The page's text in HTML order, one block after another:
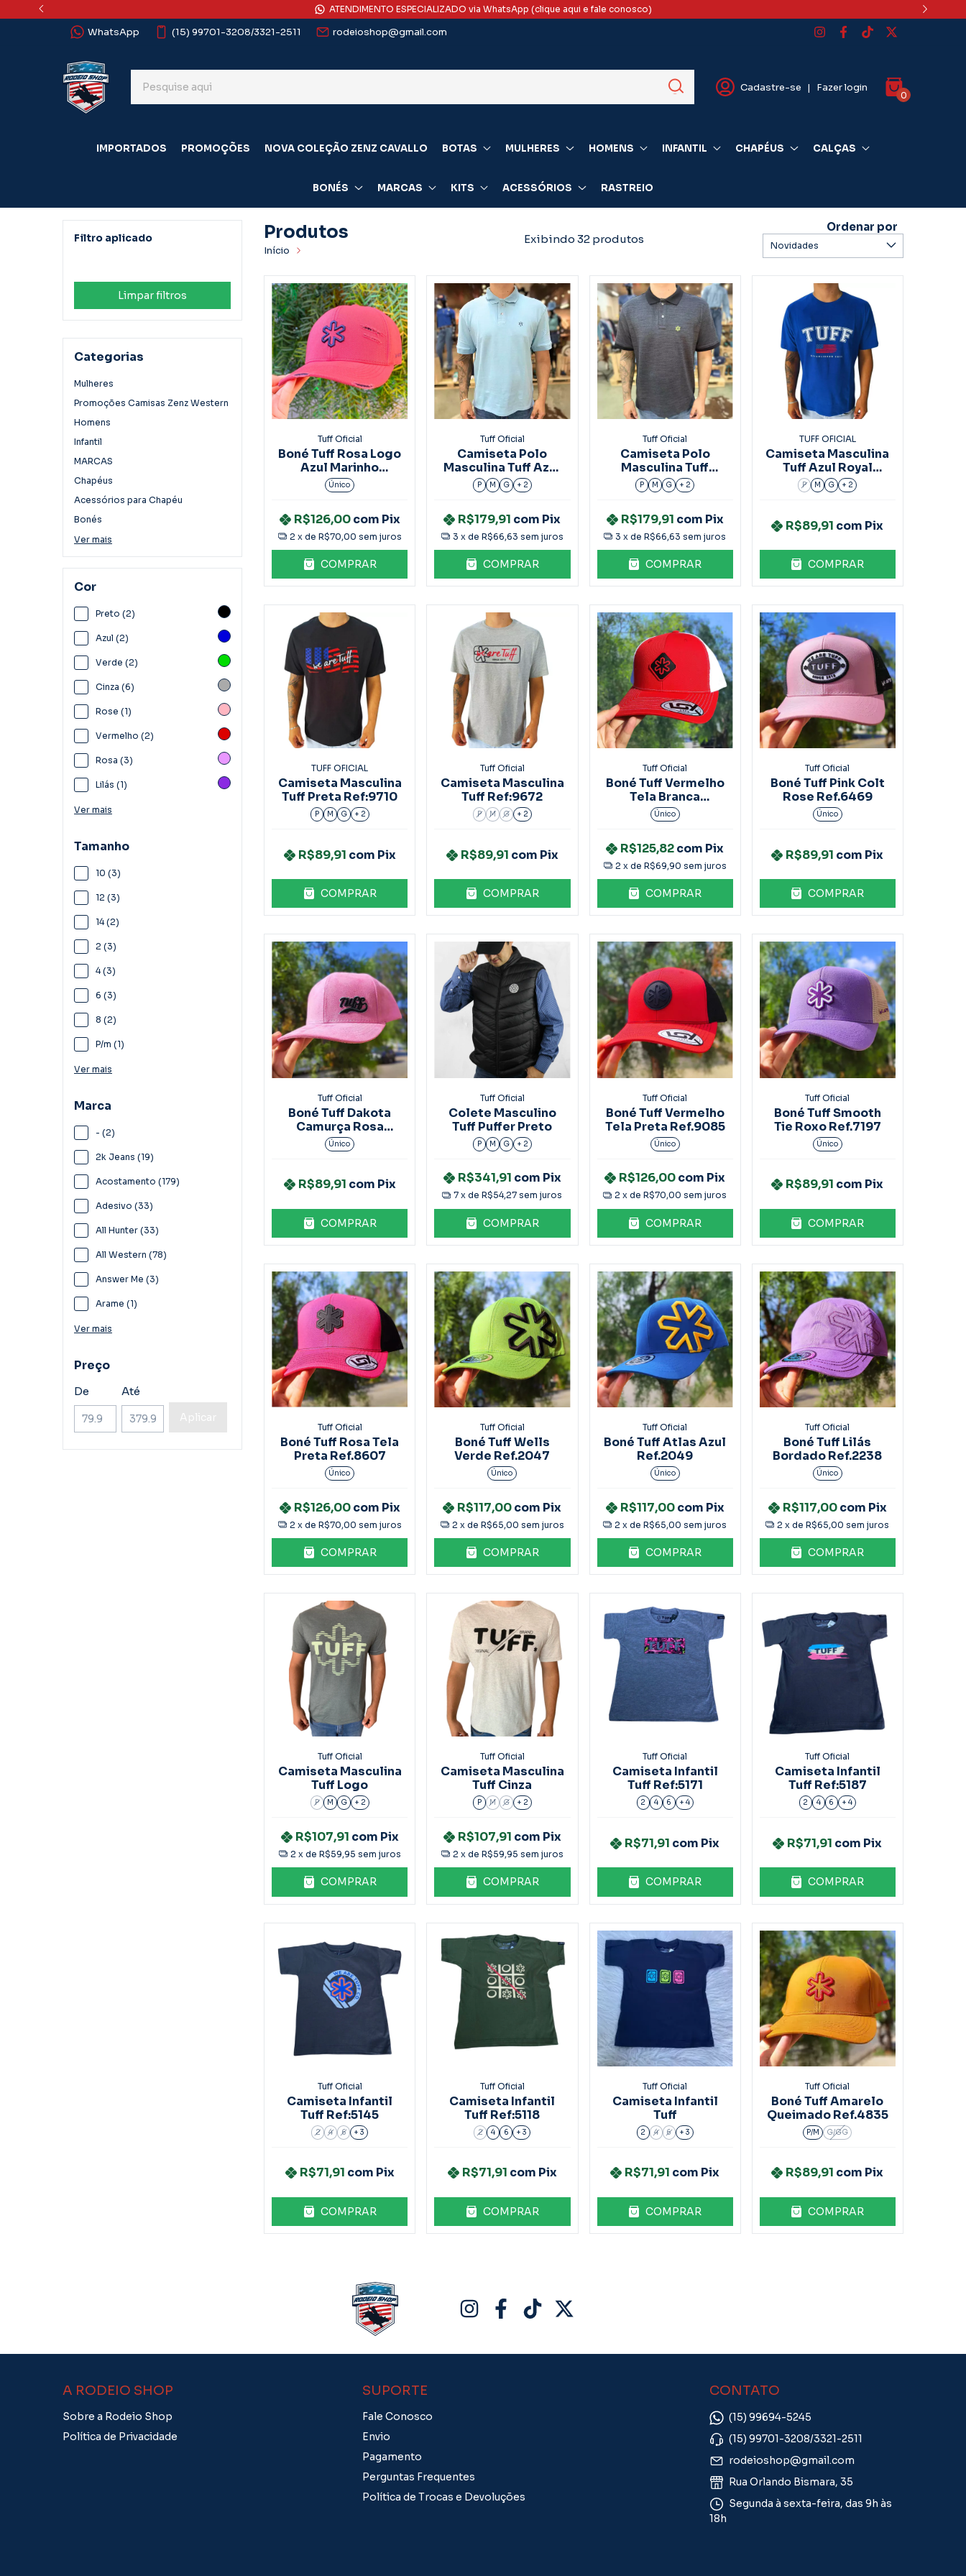
ATENDIMENTO ESPECIALIZADO via WhatsApp (clique aqui e fale conosco)
WhatsApp (15) 99701-3208/3321-2511 rodeioshop@gmail.com
Cadastre-se | Fazer login
0
IMPORTADOS PROMOÇÕES NOVA COLEÇÃO ZENZ CAVALLO BOTAS MULHERES HOMENS INFANTIL CHAPÉUS CALÇAS
BONÉS MARCAS KITS ACESSÓRIOS RASTREIO
Filtro aplicado
Limpar filtros
Categorias
Mulheres
Promoções Camisas Zenz Western
Homens
Infantil
MARCAS
Chapéus
Acessórios para Chapéu
Bonés
Ver mais
Cor
Preto (2)
Azul (2)
Verde (2)
Cinza (6)
Rose (1)
Vermelho (2)
Rosa (3)
Lilás (1)
Ver mais
Tamanho
10 (3)
12 (3)
14 (2)
2 (3)
4 (3)
6 (3)
8 (2)
P/m (1)
Ver mais
Marca
- (2)
2k Jeans (19)
Acostamento (179)
Adesivo (33)
All Hunter (33)
All Western (78)
Answer Me (3)
Arame (1)
Ver mais
Preço
De Até
Aplicar
Produtos
Início
Exibindo 32 produtos
Ordenar por
Tuff Oficial
Boné Tuff Rosa Logo
Azul Marinho
Ref.5853
Único
R$126,00com Pix
2 x de R$70,00 sem juros
COMPRAR
Tuff Oficial
Camiseta Polo
Masculina Tuff Azul
Claro Ref.8004
P M G + 2
R$179,91 com Pix
3 x de R$66,63 sem juros
COMPRAR
Tuff Oficial
Camiseta Polo
Masculina Tuff
Chumbo Ref.8040
P M G + 2
R$179,91 com Pix
3 x deR$66,63 sem juros
COMPRAR
TUFF OFICIAL
Camiseta Masculina
Tuff Azul Royal
Ref:9729
P M G + 2
R$89,91 com Pix
COMPRAR
TUFF OFICIAL
Camiseta Masculina
Tuff Preta Ref:9710
P M G + 2
R$89,91 com Pix
COMPRAR
Tuff Oficial
Camiseta Masculina
Tuff Ref:9672
P M G + 2
R$89,91 com Pix
COMPRAR
Tuff Oficial
Boné Tuff Vermelho
Tela Branca
Ref.9792
Único
R$125,82com Pix
2 x de R$69,90 sem juros
COMPRAR
Tuff Oficial
Boné Tuff Pink Colt
Rose Ref.6469
Único
R$89,91 com Pix
COMPRAR
Tuff Oficial
Boné Tuff Dakota
Camurça Rosa
Ref.6384
Único
R$89,91 com Pix
COMPRAR
Tuff Oficial
Colete Masculino
Tuff Puffer Preto
P M G + 2
R$341,91 com Pix
7 x deR$54,27 sem juros
COMPRAR
Tuff Oficial
Boné Tuff Vermelho
Tela Preta Ref.9085
Único
R$126,00com Pix
2 x deR$70,00 sem juros
COMPRAR
Tuff Oficial
Boné Tuff Smooth
Tie Roxo Ref.7197
Único
R$89,91 com Pix
COMPRAR
Tuff Oficial
Boné Tuff Rosa Tela
Preta Ref.8607
Único
R$126,00com Pix
2 x de R$70,00 sem juros
COMPRAR
Tuff Oficial
Boné Tuff Wells
Verde Ref.2047
Único
R$117,00com Pix
2 x de R$65,00 sem juros
COMPRAR
Tuff Oficial
Boné Tuff Atlas Azul
Ref.2049
Único
R$117,00com Pix
2 x deR$65,00 sem juros
COMPRAR
Tuff Oficial
Boné Tuff Lilás
Bordado Ref.2238
Único
R$117,00com Pix
2 x deR$65,00 sem juros
COMPRAR
Tuff Oficial
Camiseta Masculina
Tuff Logo
P M G + 2
R$107,91 com Pix
2 x de R$59,95 sem juros
COMPRAR
Tuff Oficial
Camiseta Masculina
Tuff Cinza
P M G + 2
R$107,91 com Pix
2 x de R$59,95 sem juros
COMPRAR
Tuff Oficial
Camiseta Infantil
Tuff Ref:5171
2 4 6 + 4
R$71,91 com Pix
COMPRAR
Tuff Oficial
Camiseta Infantil
Tuff Ref:5187
2 4 6 + 4
R$71,91 com Pix
COMPRAR
Tuff Oficial
Camiseta Infantil
Tuff Ref:5145
2 4 6 + 3
R$71,91 com Pix
COMPRAR
Tuff Oficial
Camiseta Infantil
Tuff Ref:5118
2 4 6 + 3
R$71,91 com Pix
COMPRAR
Tuff Oficial
Camiseta Infantil
Tuff
2 4 6 + 3
R$71,91 com Pix
COMPRAR
Tuff Oficial
Boné Tuff Amarelo
Queimado Ref.4835
P/M G/GG
R$89,91 com Pix
COMPRAR
A RODEIO SHOP
Sobre a Rodeio Shop
Política de Privacidade
SUPORTE
Fale Conosco
Envio
Pagamento
Perguntas Frequentes
Política de Trocas e Devoluções
CONTATO
(15) 99694-5245
(15) 99701-3208/3321-2511
rodeioshop@gmail.com
Rua Orlando Bismara, 35
Segunda à sexta-feira, das 9h às
18h